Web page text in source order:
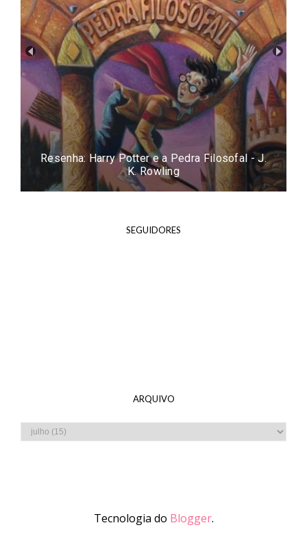
Resenha: Easy - Tammara Webber
SEGUIDORES
ARQUIVO
Tecnologia do Blogger.